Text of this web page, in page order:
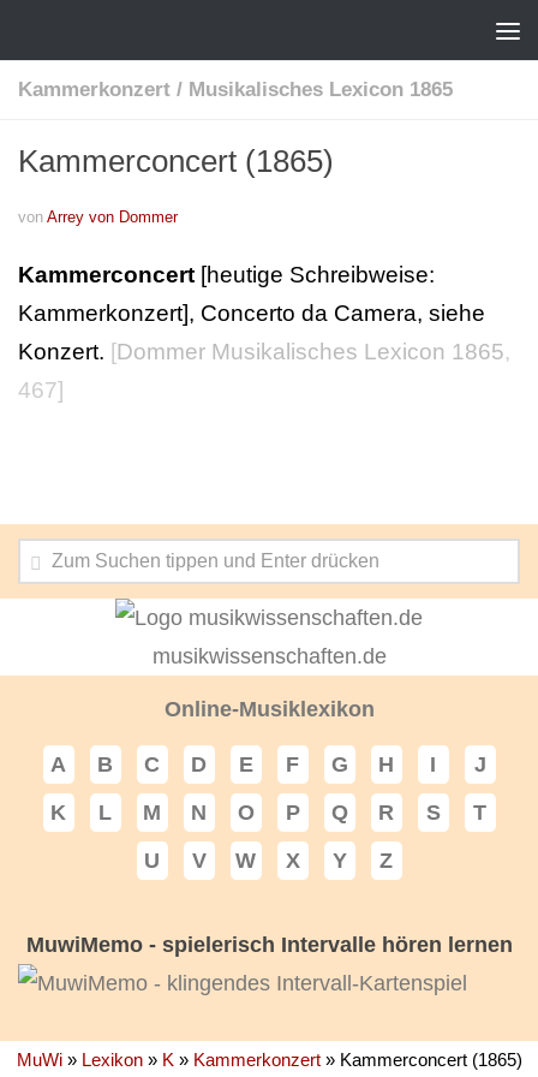
Kammerkonzert / Musikalisches Lexicon 1865
Kammerconcert (1865)
von Arrey von Dommer
Kammerconcert [heutige Schreibweise:
Kammerkonzert], Concerto da Camera, siehe
Konzert. [Dommer Musikalisches Lexicon 1865,
467]
musikwissenschaften.de
Online-Musiklexikon
A B C D E F G H I
J
K
L M N O P Q R S
T
U
V W X Y Z
MuwiMemo - spielerisch Intervalle hören lernen
MuWi» Lexikon» K » Kammerkonzert» Kammerconcert (1865)